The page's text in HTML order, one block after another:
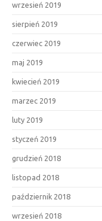
wrzesień 2019
sierpień 2019
czerwiec 2019
maj 2019
kwiecień 2019
marzec 2019
luty 2019
styczeń 2019
grudzień 2018
listopad 2018
październik 2018
wrzesień 2018